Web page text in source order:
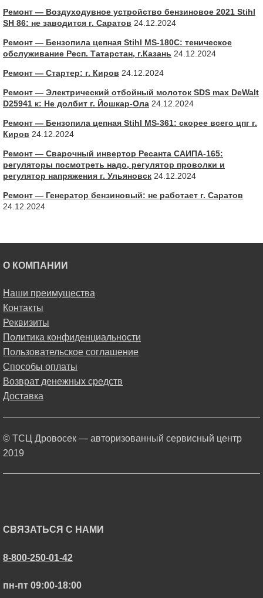
Ремонт — Воздуходувное устройство бензиновое 2021 Stihl
SH 86: не заводится г. Саратов 24.12.2024
Ремонт — Бензопила цепная Stihl MS-180С: теническое
обслуживание Респ. Татарстан, г.Казань 24.12.2024
Ремонт — Стартер: г. Киров 24.12.2024
Ремонт — Электрический отбойный молоток SDS max DeWalt
D25941 к: Не долбит г. Йошкар-Ола 24.12.2024
Ремонт — Бензопила цепная Stihl MS-361: скорее всего цпг г.
Киров 24.12.2024
Ремонт — Сварочный инвертор Ресанта САИПА-165:
регуляторы посмотреть надо, регулятор проволки и
регулятор напряжения г. Ульяновск 24.12.2024
Ремонт — Генератор бензиновый: не работает г. Саратов
24.12.2024
О КОМПАНИИ
Наши преимущества
Контакты
Реквизиты
Политика конфиденциальности
Пользовательское соглашение
Способы оплаты
Возврат денежных средств
Доставка
© ТСЦ Дровосек — авторизованный сервисный центр
2019
СВЯЗАТЬСЯ С НАМИ
8-800-250-01-42
пн-пт 09:00-18:00